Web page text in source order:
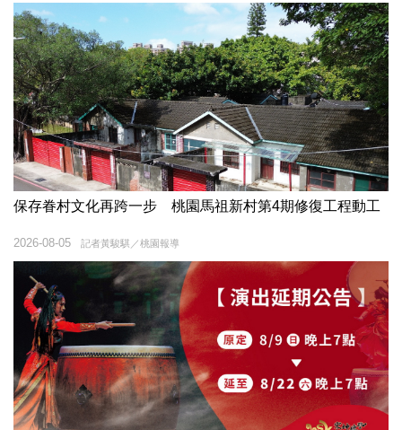
保存眷村文化再跨一步 桃園馬祖新村第4期修復工程動工
記者黃駿騏／桃園報導
2026-08-05